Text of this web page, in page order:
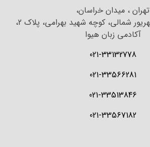
تهران ، میدان خراسان،
ابتدای خیابان 17شهریور شمالی، کوچه شهید بهرامی، پلاک 2،
آکادمی زبان هیوا
021-33132778
021-33566281
021-33513846
021-33567182